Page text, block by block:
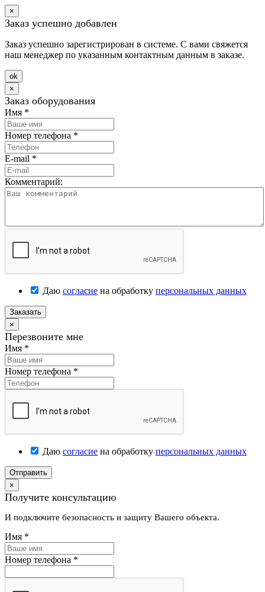
×
Заказ успешно добавлен
Заказ успешно зарегистрирован в системе. С вами свяжется
наш менеджер по указанным контактным данным в заказе.
оk
×
Заказ оборудования
Имя *
Номер телефона *
E-mail *
Комментарий:
Даю согласие на обработку персональных данных
Заказать
×
Перезвоните мне
Имя *
Номер телефона *
Даю согласие на обработку персональных данных
Отправить
×
Получите консультацию
И подключите безопасность и защиту Вашего объекта.
Имя *
Номер телефона *